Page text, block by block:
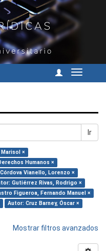
Cambiar
Ir
×
Humanos ×
Vianello, Lorenzo ×
Gutiérrez Rivas, Rodrigo ×
Figueroa, Fernando Manuel ×
Autor: Cruz Barney, Óscar ×
Mostrar filtros avanzados